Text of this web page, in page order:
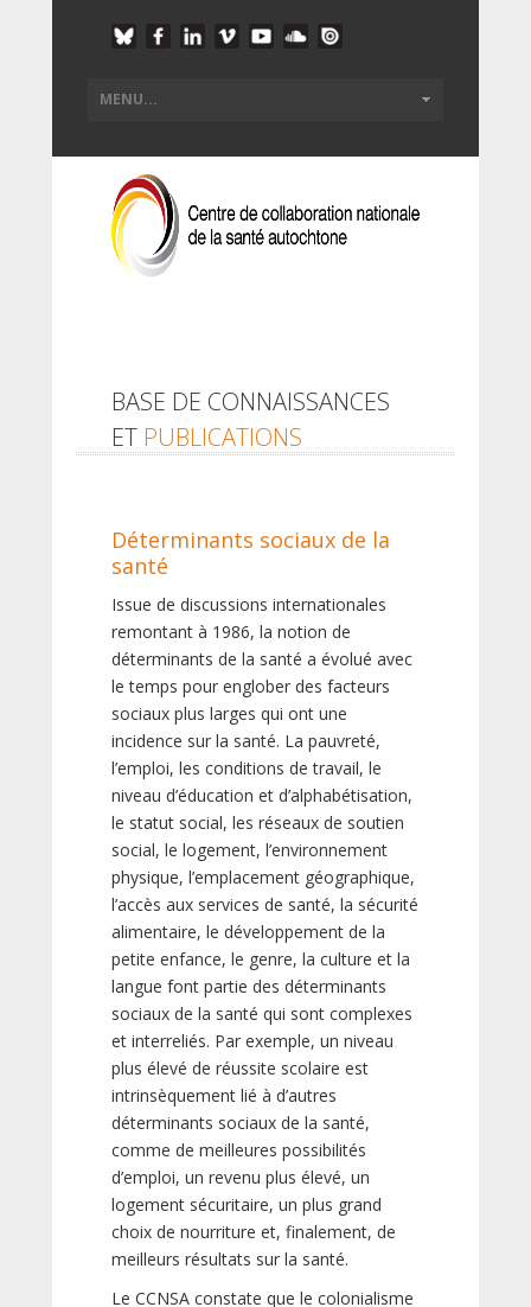
BASE DE CONNAISSANCES
ET PUBLICATIONS
Déterminants sociaux de la
santé
Issue de discussions internationales
remontant à 1986, la notion de
déterminants de la santé a évolué avec
le temps pour englober des facteurs
sociaux plus larges qui ont une
incidence sur la santé. La pauvreté,
l’emploi, les conditions de travail, le
niveau d’éducation et d’alphabétisation,
le statut social, les réseaux de soutien
social, le logement, l’environnement
physique, l’emplacement géographique,
l’accès aux services de santé, la sécurité
alimentaire, le développement de la
petite enfance, le genre, la culture et la
langue font partie des déterminants
sociaux de la santé qui sont complexes
et interreliés. Par exemple, un niveau
plus élevé de réussite scolaire est
intrinsèquement lié à d’autres
déterminants sociaux de la santé,
comme de meilleures possibilités
d’emploi, un revenu plus élevé, un
logement sécuritaire, un plus grand
choix de nourriture et, finalement, de
meilleurs résultats sur la santé.
Le CCNSA constate que le colonialisme